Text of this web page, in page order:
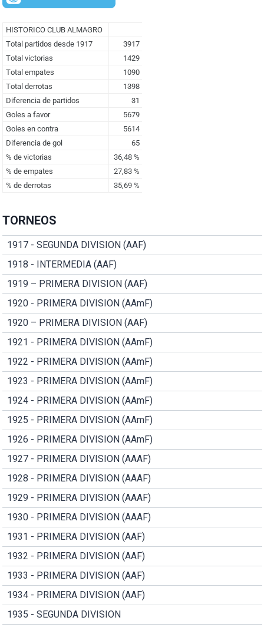
TORNEOS
1917 - SEGUNDA DIVISION (AAF)
1918 - INTERMEDIA (AAF)
1919 – PRIMERA DIVISION (AAF)
1920 - PRIMERA DIVISION (AAmF)
1920 – PRIMERA DIVISION (AAF)
1921 - PRIMERA DIVISION (AAmF)
1922 - PRIMERA DIVISION (AAmF)
1923 - PRIMERA DIVISION (AAmF)
1924 - PRIMERA DIVISION (AAmF)
1925 - PRIMERA DIVISION (AAmF)
1926 - PRIMERA DIVISION (AAmF)
1927 - PRIMERA DIVISION (AAAF)
1928 - PRIMERA DIVISION (AAAF)
1929 - PRIMERA DIVISION (AAAF)
1930 - PRIMERA DIVISION (AAAF)
1931 - PRIMERA DIVISION (AAF)
1932 - PRIMERA DIVISION (AAF)
1933 - PRIMERA DIVISION (AAF)
1934 - PRIMERA DIVISION (AAF)
1935 - SEGUNDA DIVISION